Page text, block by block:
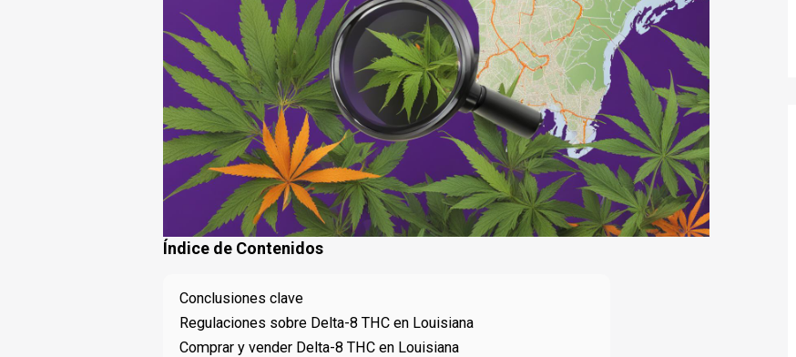
Índice de Contenidos
Conclusiones clave
Regulaciones sobre Delta-8 THC en Louisiana
Comprar y vender Delta-8 THC en Louisiana